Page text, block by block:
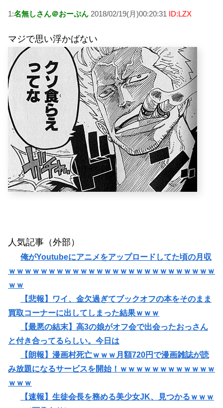
1:名無しさん＠おーぷん 2018/02/19(月)00:20:31 ID:LZX
マジで思い浮かばない
人気記事（外部）
俺がYoutubeにアニメをアップロードしてた頃の月収
ｗｗｗｗｗｗｗｗｗｗｗｗｗｗｗｗｗｗｗｗｗｗｗｗｗｗ
ｗｗ
【悲報】ワイ、金欠過ぎてブックオフの本をそのまま
買取コーナーに出してしまった結果ｗｗｗ
【最悪の結末】高3の娘がオフ会で出会ったおっさん
と付き合ってるらしい。今日は
【朗報】漫画村死亡ｗｗｗ月額720円で漫画雑誌が読
み放題になるサービスを開始！ｗｗｗｗｗｗｗｗｗｗｗｗ
ｗｗｗ
【速報】生徒会長を務める美少女JK、見つかるｗｗｗ